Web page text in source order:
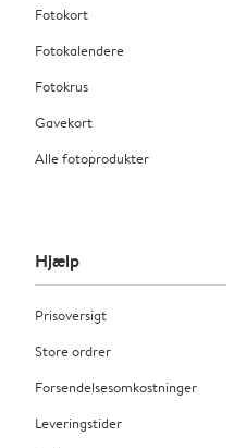
Fotokort
Fotokalendere
Fotokrus
Gavekort
Alle fotoprodukter
Hjælp
Prisoversigt
Store ordrer
Forsendelsesomkostninger
Leveringstider